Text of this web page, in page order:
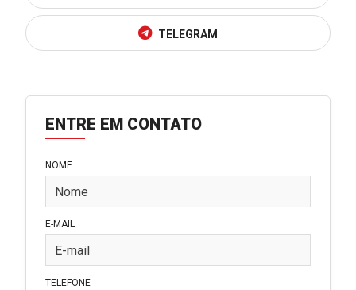
ENTRE EM CONTATO
NOME
E-MAIL
TELEFONE
TELEGRAM